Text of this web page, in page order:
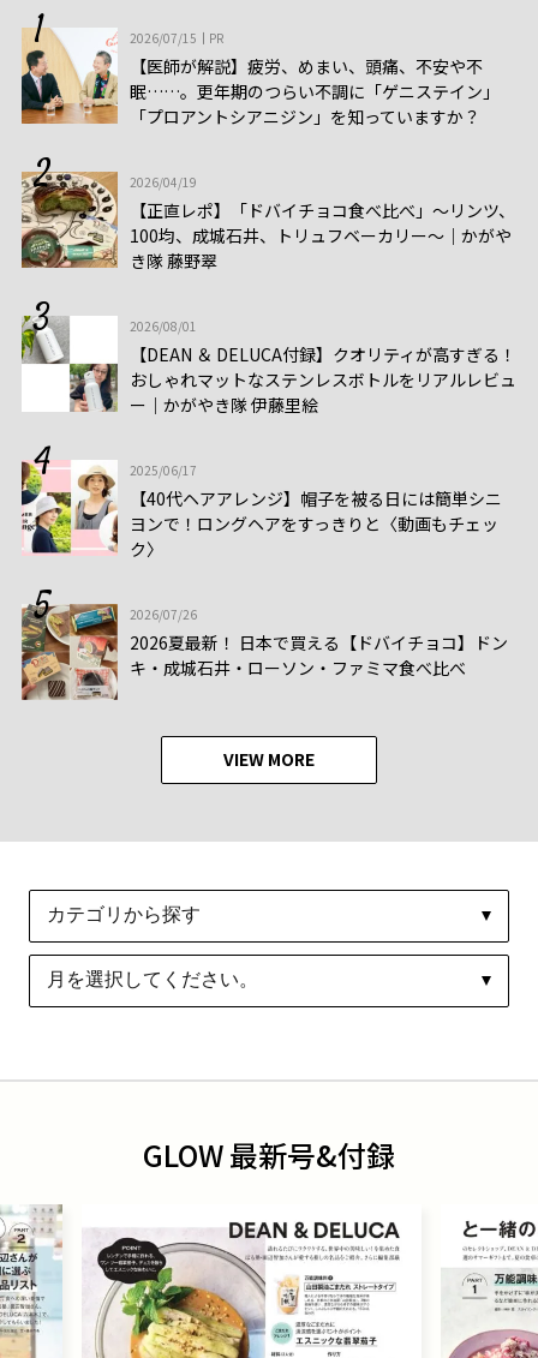
2026/07/15 PR
【医師が解説】疲労、めまい、頭痛、不安や不
眠……。更年期のつらい不調に「ゲニステイン」
「プロアントシアニジン」を知っていますか？
2026/04/19
【正直レポ】「ドバイチョコ食べ比べ」～リンツ、
100均、成城石井、トリュフベーカリー～｜かがや
き隊 藤野翠
2026/08/01
【DEAN ＆ DELUCA付録】クオリティが高すぎる！
おしゃれマットなステンレスボトルをリアルレビュ
ー│かがやき隊 伊藤里絵
2025/06/17
【40代ヘアアレンジ】帽子を被る日には簡単シニ
ヨンで！ロングヘアをすっきりと〈動画もチェッ
ク〉
2026/07/26
2026夏最新！ 日本で買える【ドバイチョコ】ドン
キ・成城石井・ローソン・ファミマ食べ比べ
VIEW MORE
GLOW 最新号&付録